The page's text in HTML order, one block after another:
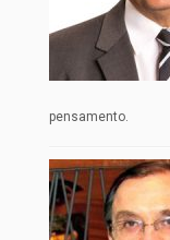
pensamento.